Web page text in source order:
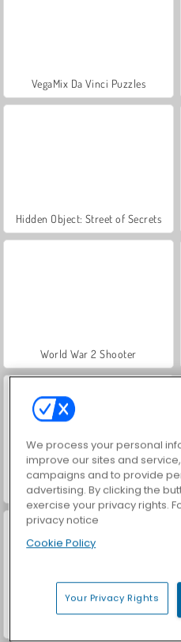
VegaMix Da Vinci Puzzles
Hidden Object: Street of Secrets
World War 2 Shooter
Red Velvet Cake: École de cuisine de Sara
We process your personal
improve our sites and
campaigns and to provide
advertising. By clicking the
exercise your privacy rights.
privacy notice
Cookie Policy
Your Privacy Rights